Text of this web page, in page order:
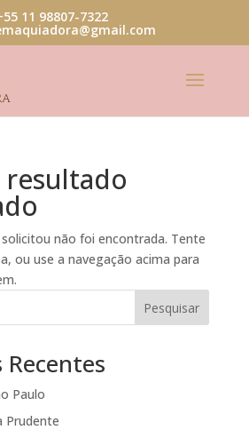
11 98807-7322
resultado
não foi encontrada. Tente
ou use a navegação acima para
Pesquisar
Recentes
Paulo
Prudente